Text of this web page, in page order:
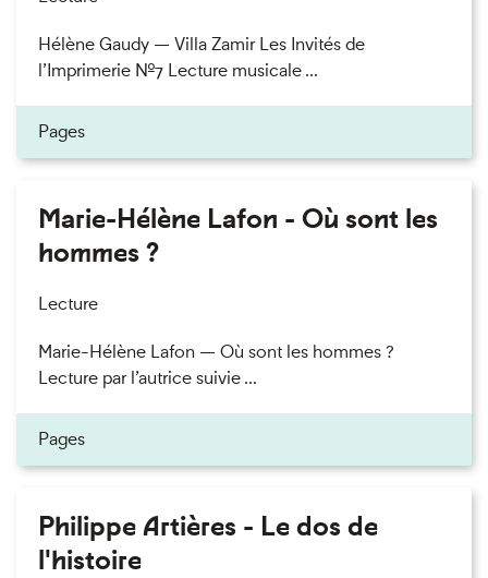
Hélène Gaudy — Villa Zamir Les Invités de
l’Imprimerie n°7 Lecture musicale ...
Pages
Marie-Hélène Lafon - Où sont les
hommes ?
Lecture
Marie-Hélène Lafon — Où sont les hommes ?
Lecture par l’autrice suivie ...
Pages
Philippe Artières - Le dos de
l'histoire